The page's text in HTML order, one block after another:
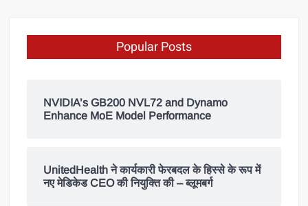
Popular Posts
NVIDIA’s GB200 NVL72 and Dynamo
Enhance MoE Model Performance
UnitedHealth ने कार्यकारी फेरबदल के हिस्से के रूप में
नए मेडिकेड CEO की नियुक्ति की – ब्लूमबर्ग